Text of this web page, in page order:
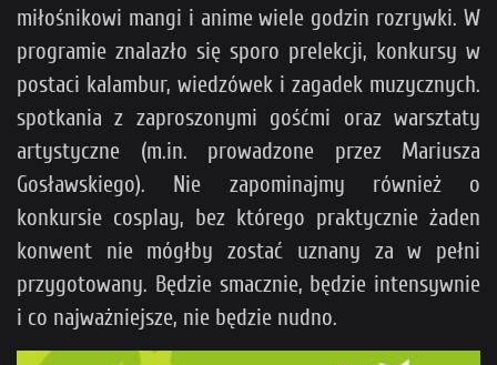
miłośnikowi mangi i anime wiele godzin rozrywki. W
programie znalazło się sporo prelekcji, konkursy w
postaci kalambur, wiedzówek i zagadek muzycznych.
spotkania z zaproszonymi gośćmi oraz warsztaty
artystyczne (m.in. prowadzone przez Mariusza
Gosławskiego). Nie zapominajmy również o
konkursie cosplay, bez którego praktycznie żaden
konwent nie mógłby zostać uznany za w pełni
przygotowany. Będzie smacznie, będzie intensywnie
i co najważniejsze, nie będzie nudno.